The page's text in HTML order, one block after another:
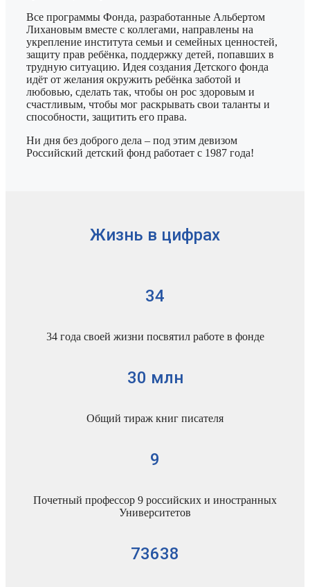
Все программы Фонда, разработанные Альбертом
Лихановым вместе с коллегами, направлены на
укрепление института семьи и семейных ценностей,
защиту прав ребёнка, поддержку детей, попавших в
трудную ситуацию. Идея создания Детского фонда
идёт от желания окружить ребёнка заботой и
любовью, сделать так, чтобы он рос здоровым и
счастливым, чтобы мог раскрывать свои таланты и
способности, защитить его права.
Ни дня без доброго дела – под этим девизом
Российский детский фонд работает с 1987 года!
Жизнь в цифрах
34
34 года своей жизни посвятил работе в фонде
30 млн
Общий тираж книг писателя
9
Почетный профессор 9 российских и иностранных
Университетов
73638